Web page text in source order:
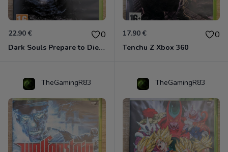
22.90 € 0
Dark Souls Prepare to Die Edition XBOX 360
17.90 € 0
Tenchu Z Xbox 360
TheGamingR83 TheGamingR83